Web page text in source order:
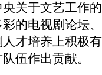
关于文艺工作
的电视剧论坛
才培养上积极
伍作出贡献。